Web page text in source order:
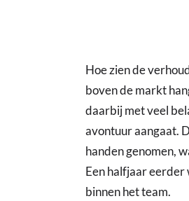
Hoe zien de
boven de markt
daarbij met veel
avontuur aangaat.
handen genomen,
Een halfjaar eerder
binnen het team.